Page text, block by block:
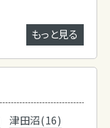
もっと見る
津田沼(16)